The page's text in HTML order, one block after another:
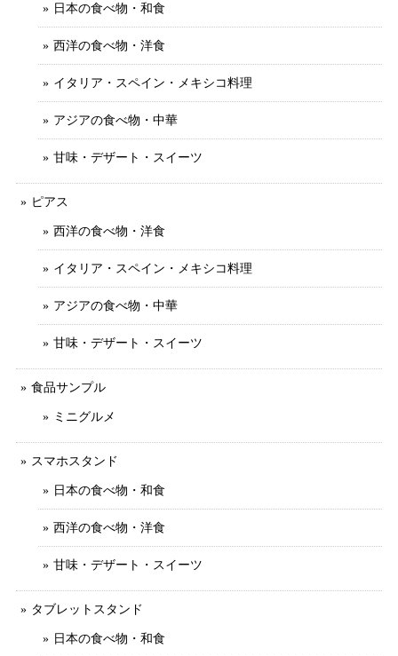
日本の食べ物・和食
西洋の食べ物・洋食
イタリア・スペイン・メキシコ料理
アジアの食べ物・中華
甘味・デザート・スイーツ
ピアス
西洋の食べ物・洋食
イタリア・スペイン・メキシコ料理
アジアの食べ物・中華
甘味・デザート・スイーツ
食品サンプル
ミニグルメ
スマホスタンド
日本の食べ物・和食
西洋の食べ物・洋食
甘味・デザート・スイーツ
タブレットスタンド
日本の食べ物・和食